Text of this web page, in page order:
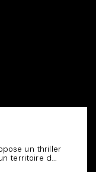
un thriller
territoire d...